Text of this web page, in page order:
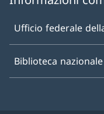
Ufficio federale
Biblioteca